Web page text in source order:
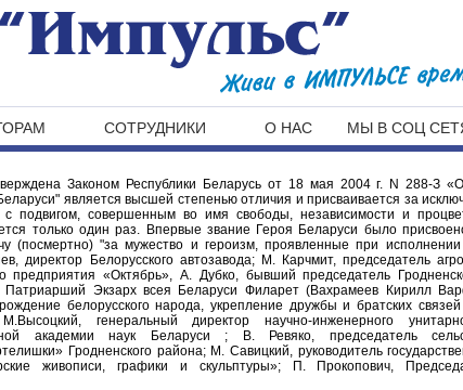
СОТРУДНИКИ О НАС МЫ В СОЦ
Законом Республики Беларусь от 18 мая 2004 г. N 288-З «О
является высшей степенью отличия и присваивается за
подвигом, совершенным во имя свободы, независимости и
только один раз. Впервые звание Героя Беларуси было
(посмертно) "за мужество и героизм, проявленные при исполнении
директор Белорусского автозавода; М. Карчмит, председатель
предприятия «Октябрь», А. Дубко, бывший председатель
Экзарх всея Беларуси Филарет (Вахрамеев Кирилл
белорусского народа, укрепление дружбы и братских
генеральный директор научно-инженерного
академии наук Беларуси ; В. Ревяко, председатель
Гродненского района; М. Савицкий, руководитель
живописи, графики и скульптуры»; П. Прокопович,